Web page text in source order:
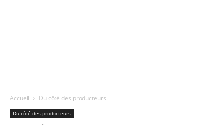
Accueil Du côté des producteurs
Du côté des producteurs